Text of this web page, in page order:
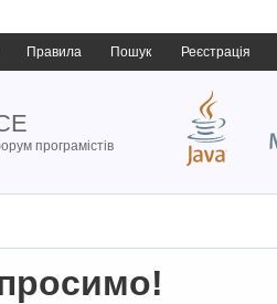
Правила Пошук Реєстрація
програмістів